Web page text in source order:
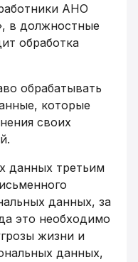
АНО
в должностные
обработка
обрабатывать
которые
своих
данных третьим
данных, за
это необходимо
жизни и
данных,